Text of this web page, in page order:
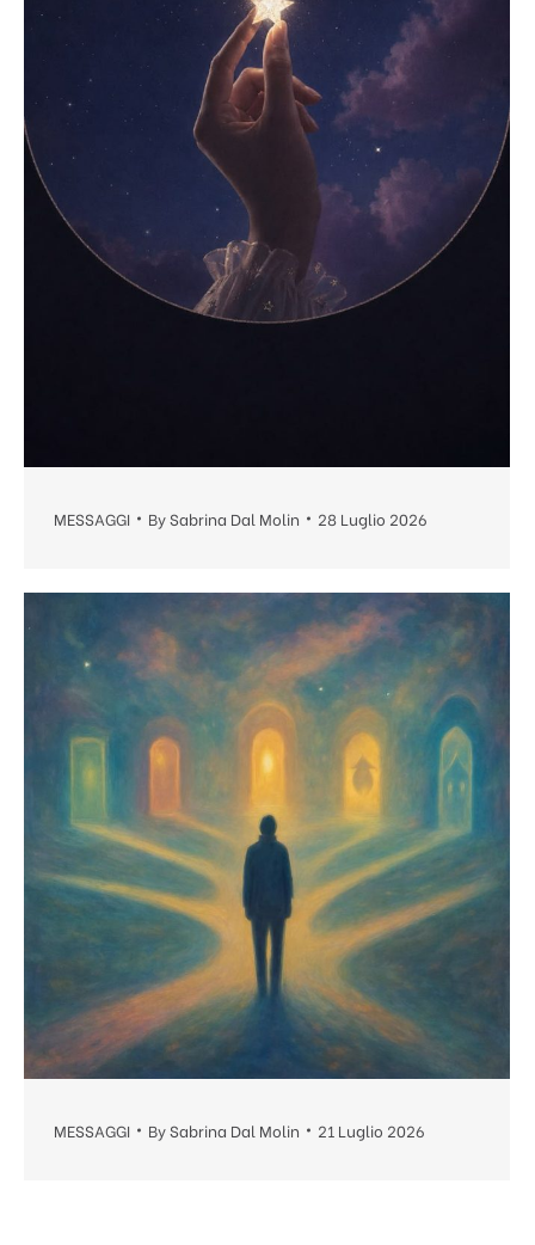
MESSAGGI BySabrina Dal Molin 28 Luglio 2026
MESSAGGI BySabrina Dal Molin 21 Luglio 2026